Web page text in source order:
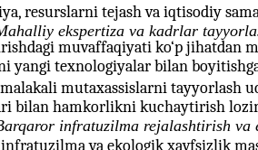
resurslarni tejash va iqtisodiy
ekspertiza va kadrlar
muvaffaqiyati ko‘p jihatdan
yangi texnologiyalar bilan
malakali mutaxassislarni tayyorlash
bilan hamkorlikni kuchaytirish
infratuzilma rejalashtirish va
va ekologik xavfsizlik